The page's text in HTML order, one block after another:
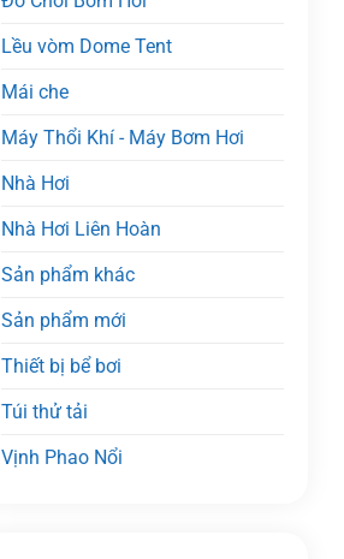
Lều vòm Dome Tent
Mái che
Máy Thổi Khí - Máy Bơm Hơi
Nhà Hơi
Nhà Hơi Liên Hoàn
Sản phẩm khác
Sản phẩm mới
Thiết bị bể bơi
Túi thử tải
Vịnh Phao Nổi